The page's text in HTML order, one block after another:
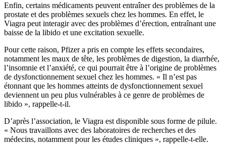
Enfin, certains médicaments peuvent entraîner des problèmes de la
prostate et des problèmes sexuels chez les hommes. En effet, le
Viagra peut interagir avec des problèmes d’érection, entraînant une
baisse de la libido et une excitation sexuelle.
Pour cette raison, Pfizer a pris en compte les effets secondaires,
notamment les maux de tête, les problèmes de digestion, la diarrhée,
l’insomnie et l’anxiété, ce qui pourrait être à l’origine de problèmes
de dysfonctionnement sexuel chez les hommes. « Il n’est pas
étonnant que les hommes atteints de dysfonctionnement sexuel
deviennent un peu plus vulnérables à ce genre de problèmes de
libido », rappelle-t-il.
D’après l’association, le Viagra est disponible sous forme de pilule.
« Nous travaillons avec des laboratoires de recherches et des
médecins, notamment pour les études cliniques », rappelle-t-elle.